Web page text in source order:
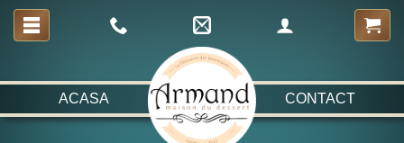
ACASA CONTACT